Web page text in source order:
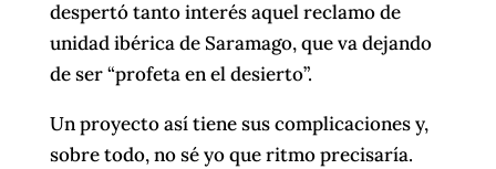
despertó tanto interés aquel reclamo de
unidad ibérica de Saramago, que va dejando
de ser “profeta en el desierto”.
Un proyecto así tiene sus complicaciones y,
sobre todo, no sé yo que ritmo precisaría.